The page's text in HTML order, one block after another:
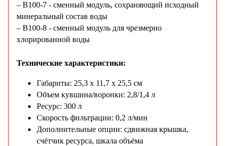
– B100-7 - сменный модуль, сохраняющий исходный
минеральный состав воды
– B100-8 - cменный модуль для чрезмерно
хлорированной воды
Технические характеристики:
Габариты: 25,3 x 11,7 x 25,5 см
Объем кувшина/воронки: 2,8/1,4 л
Ресурс: 300 л
Скорость фильтрации: 0,2 л/мин
Дополнительные опции: сдвижная крышка,
счётчик ресурса, шкала объёма